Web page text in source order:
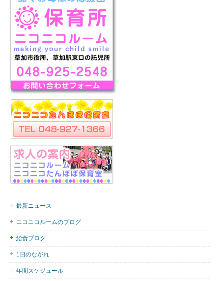
最新ニュース
ニコニコルームのブログ
給食ブログ
1日のながれ
年間スケジュール